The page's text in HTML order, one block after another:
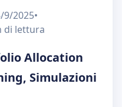
9/2025•
di lettura
Allocation
Simulazioni